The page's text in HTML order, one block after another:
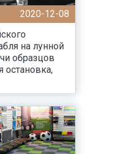
2020-12-08
на лунной
образцов